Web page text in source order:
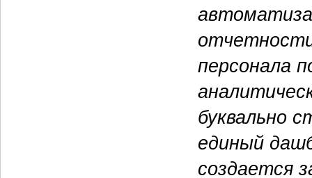
персонала
буквально
единый
создается